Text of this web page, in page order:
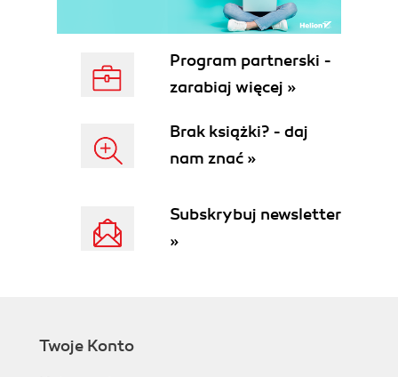
Statusy modułów (120)
Moduły nieużywane (120)
Dodawanie modułu (120)
ABC operacji na modułach (121)
Dodatkowe moduły i szablony (121)
Płatności (123)
Zarządzanie modułami płatności (124)
Instalowanie modułu płatności (126)
Podsumowanie (128)
Dodawanie nowego języka (134)
Program partnerski -
zarabiaj więcej »
Brak książki? - daj
nam znać »
Subskrybuj newsletter
»
Twoje Konto